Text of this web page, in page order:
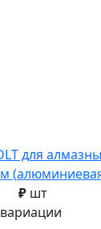
для
₽ шт